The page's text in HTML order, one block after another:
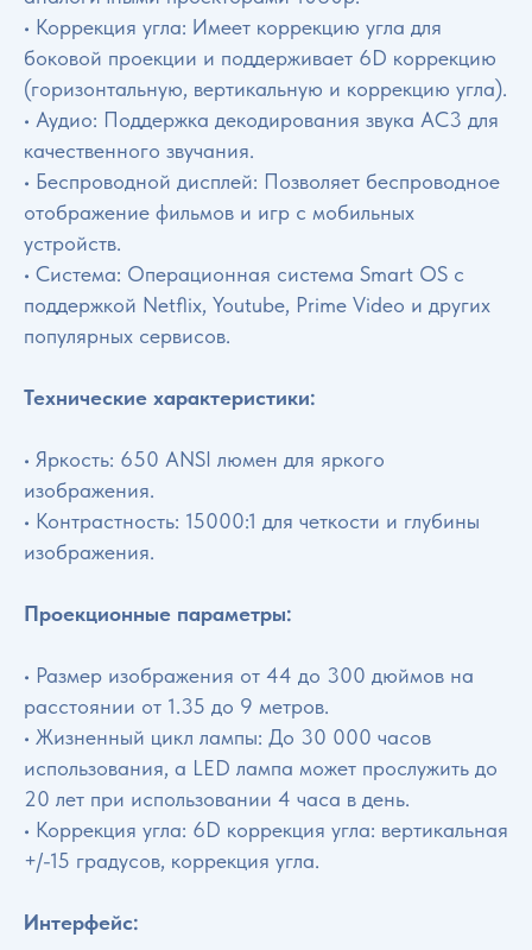
• Коррекция угла: Имеет коррекцию угла для
боковой проекции и поддерживает 6D коррекцию
(горизонтальную, вертикальную и коррекцию угла).
• Аудио: Поддержка декодирования звука AC3 для
качественного звучания.
• Беспроводной дисплей: Позволяет беспроводное
отображение фильмов и игр с мобильных
устройств.
• Система: Операционная система Smart OS с
поддержкой Netflix, Youtube, Prime Video и других
популярных сервисов.
Технические характеристики:
• Яркость: 650 ANSI люмен для яркого
изображения.
• Контрастность: 15000:1 для четкости и глубины
изображения.
Проекционные параметры:
• Размер изображения от 44 до 300 дюймов на
расстоянии от 1.35 до 9 метров.
• Жизненный цикл лампы: До 30 000 часов
использования, а LED лампа может прослужить до
20 лет при использовании 4 часа в день.
• Коррекция угла: 6D коррекция угла: вертикальная
+/-15 градусов, коррекция угла.
Интерфейс: